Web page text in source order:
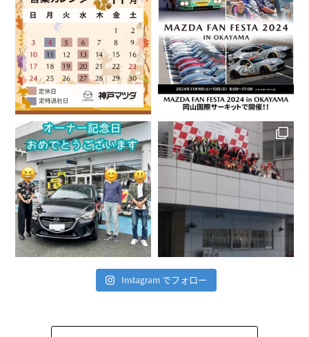
Instagram でフォロー